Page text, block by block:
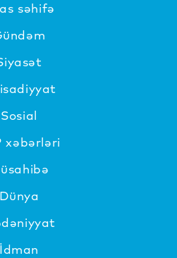
səhifə
Sosial
xəbərləri
Dünya
İdman